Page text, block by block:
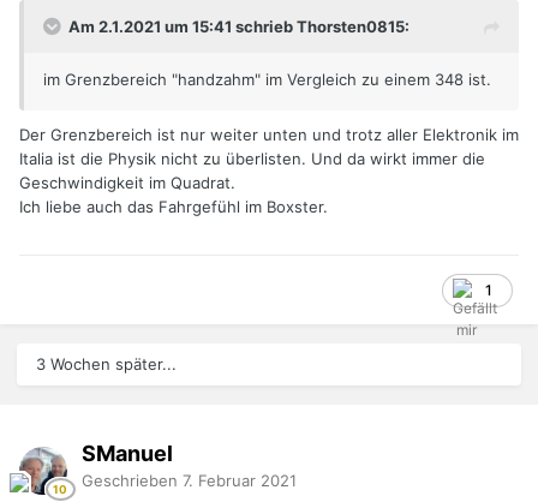
Am 2.1.2021 um 15:41 schrieb Thorsten0815:
im Grenzbereich "handzahm" im Vergleich zu einem 348 ist.
Der Grenzbereich ist nur weiter unten und trotz aller Elektronik im
Italia ist die Physik nicht zu überlisten. Und da wirkt immer die
Geschwindigkeit im Quadrat.
Ich liebe auch das Fahrgefühl im Boxster.
1
3 Wochen später...
SManuel
Geschrieben 7. Februar 2021